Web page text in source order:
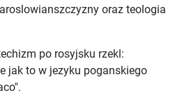
oraz teologia
po rosyjsku rzekl:
jak to w jezyku poganskiego